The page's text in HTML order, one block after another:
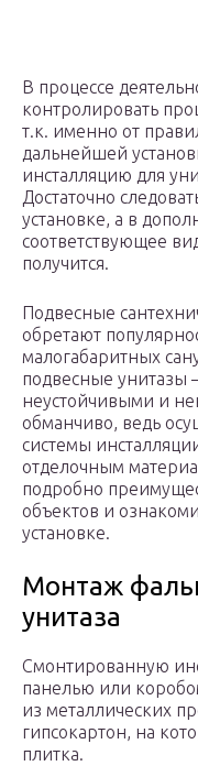
В процессе
контролировать
т.к. именно от
дальнейшей
инсталляцию для
Достаточно
установке, а в
соответствующее
получится.
Подвесные
обретают
малогабаритных
подвесные унитазы
неустойчивыми и
обманчиво, ведь
системы
отделочным
подробно
объектов и
установке.
Монтаж
унитаза
Смонтированную
панелью или
из металлических
гипсокартон, на
плитка.